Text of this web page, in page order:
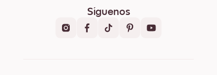
Síguenos